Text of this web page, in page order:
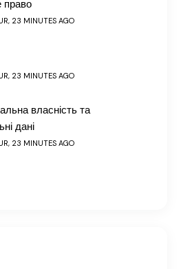
право
23 MINUTES AGO
23 MINUTES AGO
власність та
дані
23 MINUTES AGO